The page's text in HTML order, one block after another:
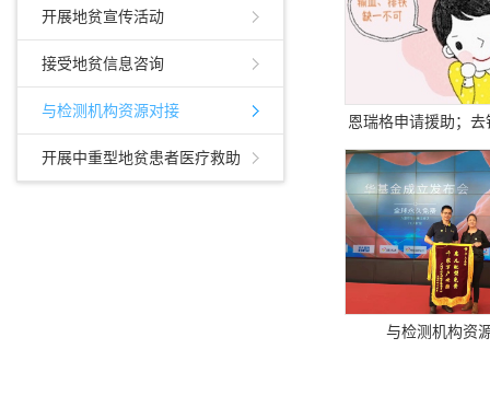
开展地贫宣传活动
接受地贫信息咨询
与检测机构资源对接
开展中重型地贫患者医疗救助
恩瑞格申请援助；
料代购
与检测机构资